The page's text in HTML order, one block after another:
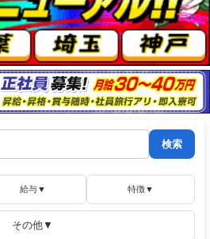
検索
給与▼ 特徴▼
その他▼